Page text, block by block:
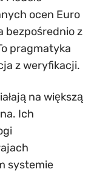
ocen Euro
bezpośrednio z
pragmatyka
z weryfikacji.
na większą
Ich
systemie